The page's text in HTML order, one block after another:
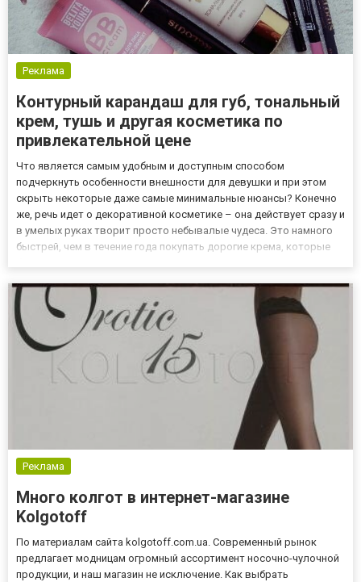
Реклама
Контурный карандаш для губ, тональный
крем, тушь и другая косметика по
привлекательной цене
Что является самым удобным и доступным способом
подчеркнуть особенности внешности для девушки и при этом
скрыть некоторые даже самые минимальные нюансы? Конечно
же, речь идет о декоративной косметике – она действует сразу и
в умелых руках творит просто небывалые чудеса. Это намного
быстрей, чем в течение года покупать дорогие крема, которые
Реклама
Много колгот в интернет-магазине
Kolgotoff
По материалам сайта kolgotoff.com.ua. Современный рынок
предлагает модницам огромный ассортимент носочно-чулочной
продукции, и наш магазин не исключение. Как выбрать